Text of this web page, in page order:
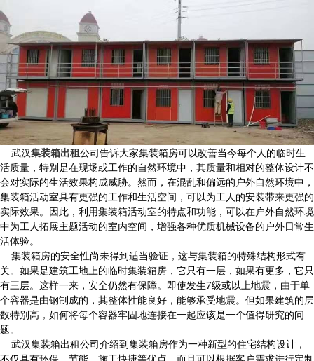
武汉集装箱出租公司告诉大家集装箱房可以改善当今每个人的临时生
活质量，特别是在现场或工作的自然环境中，其质量和相对的整体设计不
会对实际的生活效果构成威胁。然而，在混乱和偏远的户外自然环境中，
集装箱活动室具有更强的工作和生活空间，可以为工人的安装带来更强的
实际效果。因此，利用集装箱活动室的特点和功能，可以在户外自然环境
中为工人拓展主题活动的室内空间，增强各种优质机械设备的户外日常生
活体验。
集装箱房的安全性尚未得到适当验证，这与集装箱的特殊结构形式有
关。如果是建筑工地上的临时集装箱房，它只有一层，如果有更多，它只
有三层。这样一来，安全仍然有保障。即使发生7级或以上地震，由于单
个容器是由钢制成的，其整体性能良好，能够承受地震。但如果建筑的层
数特别高，如何将每个容器牢固地连接在一起应该是一个值得研究的问
题。
武汉集装箱出租公司介绍到集装箱房作为一种新型的住宅结构设计，
不仅具有环保、节能、施工快捷等优点，而且可以根据客户需求进行定制